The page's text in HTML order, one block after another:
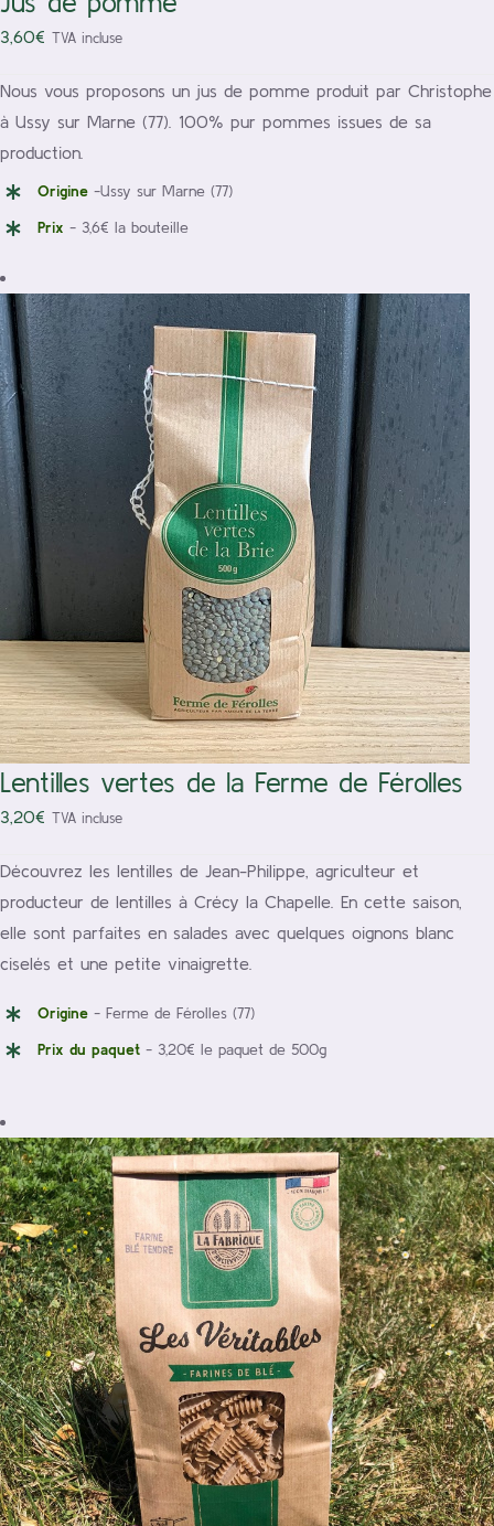
3,60€ TVA incluse
Nous vous proposons un jus de pomme produit par Christophe
à Ussy sur Marne (77). 100% pur pommes issues de sa
production.
Origine-Ussy sur Marne (77)
Prix - 3,6€ la bouteille
Ajouter au panier
/
Détails
Lentilles vertes de la Ferme de Férolles
3,20€ TVA incluse
Découvrez les lentilles de Jean-Philippe, agriculteur et
producteur de lentilles à Crécy la Chapelle. En cette saison,
elle sont parfaites en salades avec quelques oignons blanc
ciselés et une petite vinaigrette.
Origine- Ferme de Férolles (77)
Prix du paquet - 3,20€ le paquet de 500g
Détails